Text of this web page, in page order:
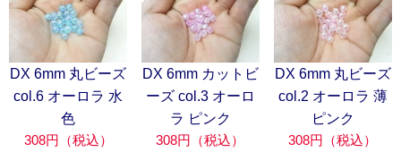
DX 6mm 丸ビーズ
col.6 オーロラ 水
色
308円（税込）
DX 6mm カットビ
ーズ col.3 オーロ
ラ ピンク
308円（税込）
DX 6mm 丸ビーズ
col.2 オーロラ 薄
ピンク
308円（税込）